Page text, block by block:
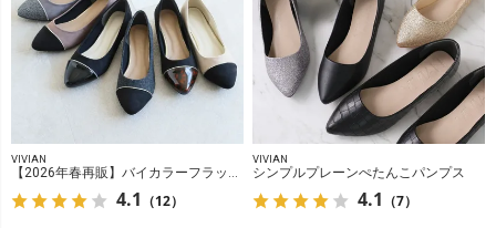
VIVIAN
【2026年春再販】バイカラーフラットメタルヒールパンプス
4.1 （12）
VIVIAN
シンプルプレーンぺたんこパンプス
4.1 （7）